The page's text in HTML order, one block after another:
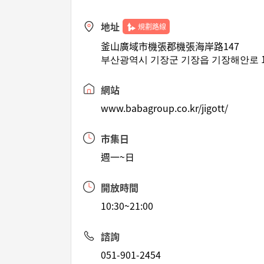
地址 規劃路線
釜山廣域市機張郡機張海岸路147
부산광역시 기장군 기장읍 기장해안로
網站
www.babagroup.co.kr/jigott/
市集日
週一~日
開放時間
10:30~21:00
諮詢
051-901-2454